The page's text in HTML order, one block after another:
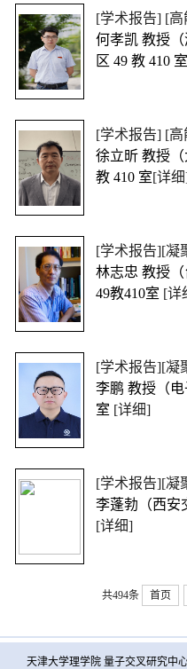
[学术报告] [高
何孝凯 教授
区 49 教 410 室
[学术报告] [高
徐立昕 教授
教 410 室[详
[学术报告][凝
林志忠 教授
49教410室 [详
[学术报告][凝
李鹏 教授（
室 [详细]
[学术报告][凝
李蓬勃（西安
[详细]
共494条 首页
天津大学理学院 量子交叉研究中